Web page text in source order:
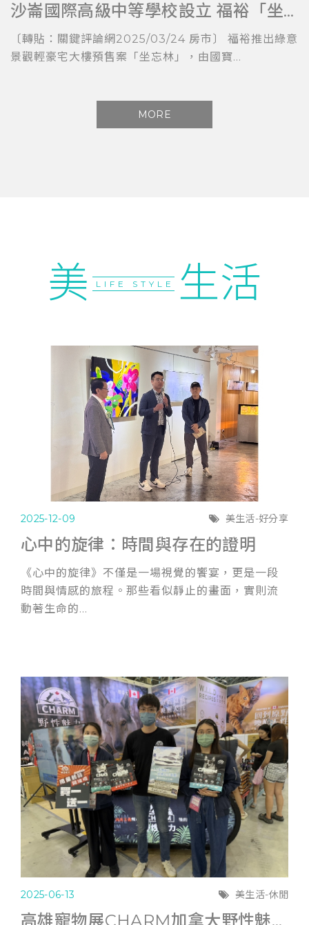
沙崙國際高級中等學校設立 福裕「坐忘林」擁科技與教育加持
〔轉貼：關鍵評論網2025/03/24 房市〕 福裕推出綠意
景觀輕豪宅大樓預售案「坐忘林」，由國寶...
MORE
美 LIFE STYLE 生活
2025-12-09 美生活-好分享
心中的旋律：時間與存在的證明
《心中的旋律》不僅是一場視覺的饗宴，更是一段
時間與情感的旅程。那些看似靜止的畫面，實則流
動著生命的...
2025-06-13 美生活-休閒
高雄寵物展CHARM加拿大野性魅力滿6千送遊艇體驗